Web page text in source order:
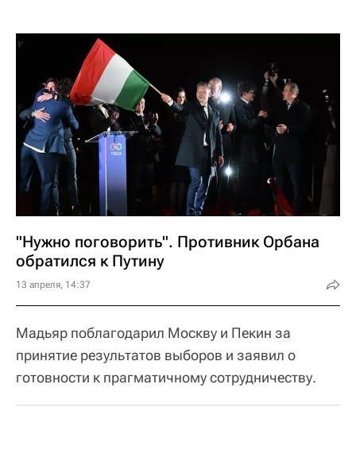
"Нужно поговорить". Противник Орбана
обратился к Путину
13 апреля, 14:37
Мадьяр поблагодарил Москву и Пекин за
принятие результатов выборов и заявил о
готовности к прагматичному сотрудничеству.